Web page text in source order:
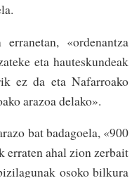
«ordenantza
eta hauteskundeak
ez da eta Nafarroako
arazoa delako».
bat badagoela, «900
erraten ahal zion zerbait
osoko bilkura